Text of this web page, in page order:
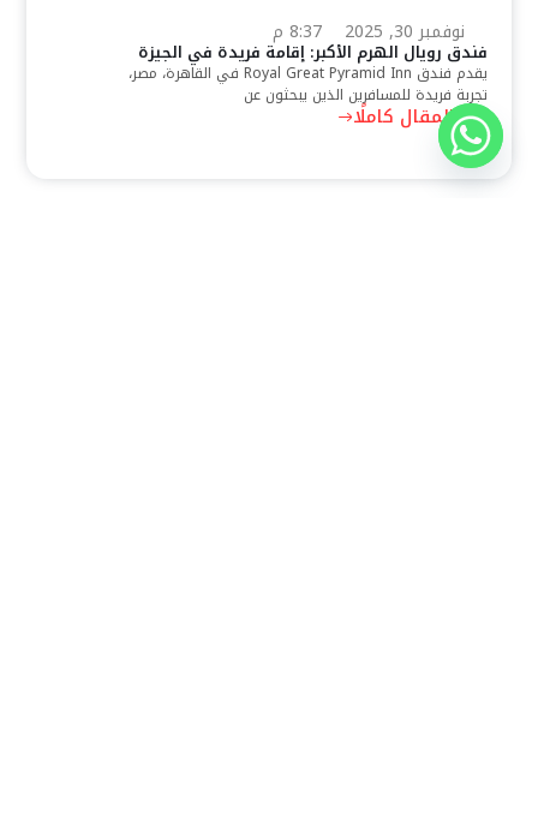
نوفمبر 30, 2025 8:37 م
فندق رويال الهرم الأكبر: إقامة فريدة في الجيزة
يقدم فندق Royal Great Pyramid Inn في القاهرة، مصر،
تجربة فريدة للمسافرين الذين يبحثون عن
اقرأ المقال كاملًا